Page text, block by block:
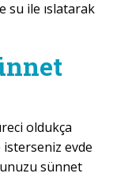
su ile ıslatarak
oldukça
evde
sünnet